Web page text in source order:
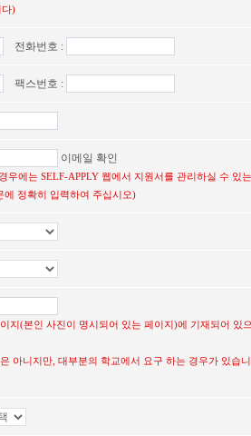
다)
전화번호 :
팩스번호 :
이메일 확인
우에는 SELF-APPLY 웹에서 지원서를 관리하실 수 있
에 정확히 입력하여 주십시오)
지(본인 사진이 명시되어 있는 페이지)에 기재되어 있
아니지만, 대부분의 학교에서 요구 하는 경우가 있습